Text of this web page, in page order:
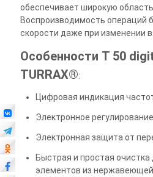
обеспечивает широкую
Воспроизводимость операций
скорости даже при изменении
Особенности T 50
TURRAX®:
Цифровая индикация
Электронное
Электронная защита от
Быстрая и простая
элементов из